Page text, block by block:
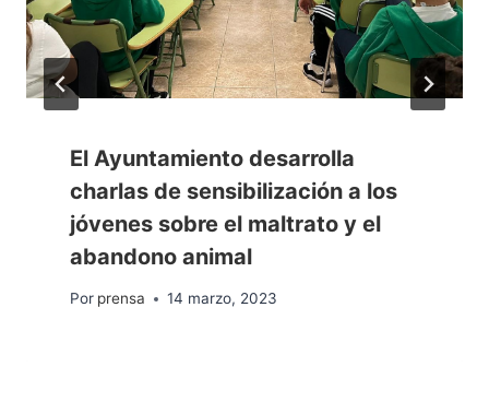
El Ayuntamiento desarrolla
charlas de sensibilización a los
jóvenes sobre el maltrato y el
abandono animal
Por prensa 14 marzo, 2023